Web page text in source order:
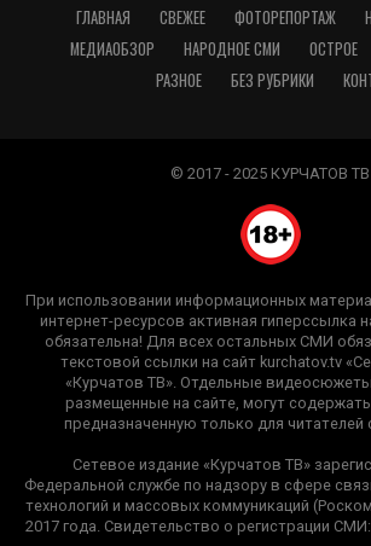
ГЛАВНАЯ СВЕЖЕЕ ФОТОРЕПОРТАЖ
МЕДИАОБЗОР
НАРОДНОЕ СМИ ОСТРОЕ
РАЗНОЕ
БЕЗ РУБРИКИ
© 2017 - 2025 КУРЧАТОВ ТВ
При использовании информационных
интернет-ресурсов активная гиперссылка
обязательна! Для всех остальных СМИ
текстовой ссылки на сайт kurchatov.tv
«Курчатов ТВ». Отдельные
размещенные на сайте, могут
предназначенную только для читателей
Сетевое издание «Курчатов ТВ»
Федеральной службе по надзору в сфере
технологий и массовых коммуникаций
2017 года. Свидетельство о регистрации